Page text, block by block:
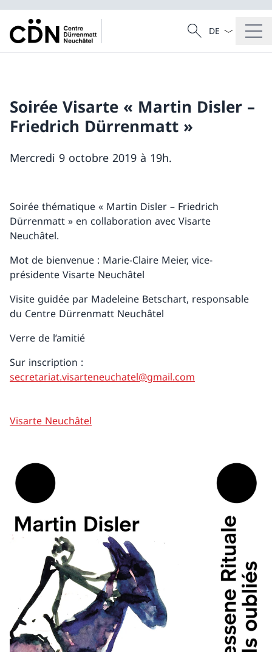
Recherche
Recherche
La langue
Soirée Visarte « Martin Disler –
Friedrich Dürrenmatt »
Mercredi 9 octobre 2019 à 19h.
Soirée thématique « Martin Disler – Friedrich
Dürrenmatt » en collaboration avec Visarte
Neuchâtel.
Mot de bienvenue : Marie-Claire Meier, vice-
présidente Visarte Neuchâtel
Visite guidée par Madeleine Betschart, responsable
du Centre Dürrenmatt Neuchâtel
Verre de l’amitié
Sur inscription :
secretariat.visarteneuchatel@gmail.com
Visarte Neuchâtel